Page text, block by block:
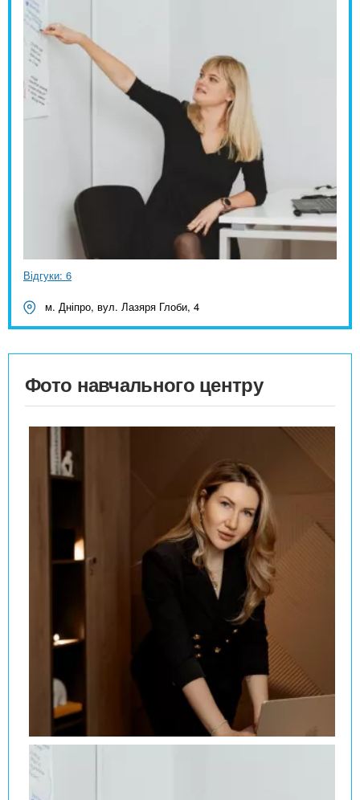
Відгуки: 6
м. Дніпро, вул. Лазяря Глоби, 4
Фото навчального центру